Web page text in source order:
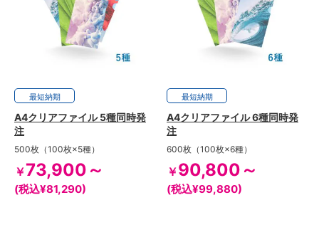
最短3日納期
A4クリアファイル 5種同時発
注
500枚（100枚×5種）
￥73,900～
(税込¥81,290)
最短3日納期
A4クリアファイル 6種同時発
注
600枚（100枚×6種）
￥90,800～
(税込¥99,880)